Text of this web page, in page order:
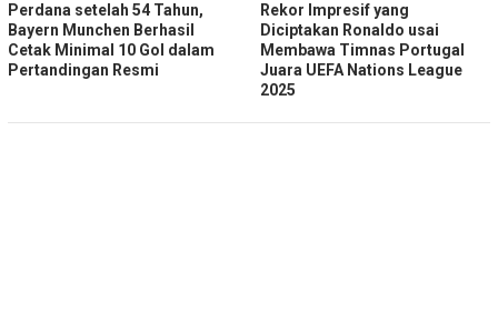
Perdana setelah 54 Tahun,
Bayern Munchen Berhasil
Cetak Minimal 10 Gol dalam
Pertandingan Resmi
Rekor Impresif yang
Diciptakan Ronaldo usai
Membawa Timnas Portugal
Juara UEFA Nations League
2025